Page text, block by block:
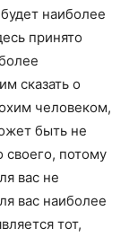
наиболее
принято
сказать о
человеком,
быть не
своего, потому
вас не
вас наиболее
тот,